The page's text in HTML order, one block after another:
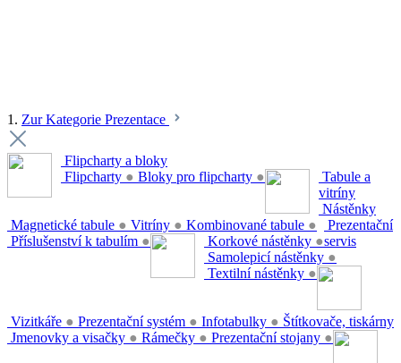
1. Zur Kategorie Prezentace
Flipcharty a bloky
Flipcharty ● Bloky pro flipcharty ●
Tabule a
vitríny
Magnetické tabule ● Vitríny ● Kombinované tabule ●
Příslušenství k tabulím ●
Nástěnky
Korkové nástěnky ●
Samolepicí nástěnky ●
Textilní nástěnky ●
Prezentační
servis
Vizitkáře ● Prezentační systém ● Infotabulky ●
Jmenovky a visačky ● Rámečky ● Prezentační stojany ●
Štítkovače, tiskárny